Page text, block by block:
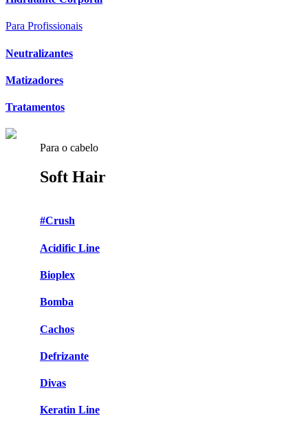
Para Profissionais
Neutralizantes
Matizadores
Tratamentos
Para o cabelo
Soft Hair
#Crush
Acidific Line
Bioplex
Bomba
Cachos
Defrizante
Divas
Keratin Line